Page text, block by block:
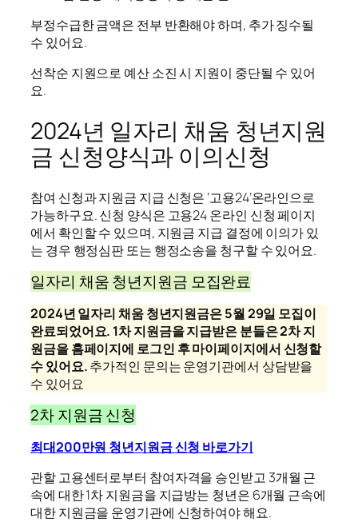
부정수급한 금액은 전부 반환해야 하며, 추가 징수될
수 있어요.
선착순 지원으로 예산 소진 시 지원이 중단될 수 있어
요.
2024년 일자리 채움 청년지원
금 신청양식과 이의신청
참여 신청과 지원금 지급 신청은 ‘고용24’온라인으로
가능하구요. 신청 양식은 고용24 온라인 신청 페이지
에서 확인할 수 있으며, 지원금 지급 결정에 이의가 있
는 경우 행정심판 또는 행정소송을 청구할 수 있어요.
일자리 채움 청년지원금 모집완료
2024년 일자리 채움 청년지원금은 5월 29일 모집이
완료되었어요. 1차 지원금을 지급받은 분들은 2차 지
원금을 홈페이지에 로그인 후 마이페이지에서 신청할
수 있어요.추가적인 문의는 운영기관에서 상담받을
수 있어요
2차 지원금 신청
최대200만원 청년지원금 신청 바로가기
관할 고용센터로부터 참여자격을 승인받고 3개월 근
속에 대한 1차 지원금을 지급방는 청년은 6개월 근속에
대한 지원금을 운영기관에 신청하여야 해요.